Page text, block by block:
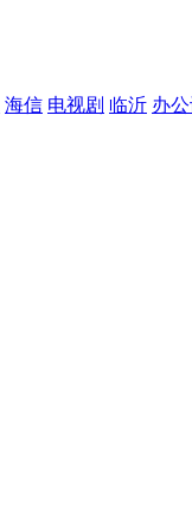
海信 电视剧 临沂 办